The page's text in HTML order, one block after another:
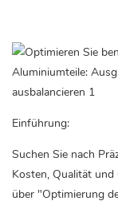
Einführung:
Suchen Sie nach
Kosten, Qualität
über "Optimierung